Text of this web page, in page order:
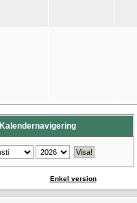
Kalendernavigering
Enkel version